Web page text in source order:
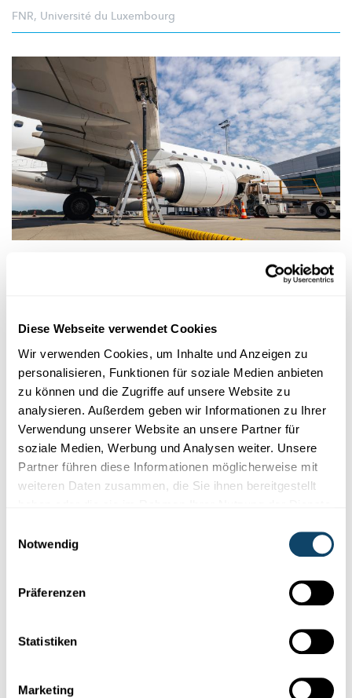
Diese Webseite verwendet Cookies
Wir verwenden Cookies, um Inhalte und Anzeigen zu
personalisieren, Funktionen für soziale Medien anbieten
zu können und die Zugriffe auf unsere Website zu
analysieren. Außerdem geben wir Informationen zu Ihrer
Verwendung unserer Website an unsere Partner für
soziale Medien, Werbung und Analysen weiter. Unsere
Partner führen diese Informationen möglicherweise mit
weiteren Daten zusammen, die Sie ihnen bereitgestellt
Notwendig
Präferenzen
Statistiken
Marketing
FNR, Université du Luxembourg
bedeutet
Droht uns das Kerosin auszugehen? Benny Mantin, Professor für
Logistics and Supply Chain Management an der Universität
Luxemburg über mögliche Folgen.
University of Luxembourg
Gender Health Gap: der große kleine